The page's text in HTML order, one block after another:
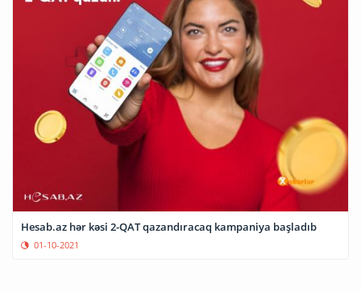
Hesab.az hər kəsi 2-QAT qazandıracaq kampaniya başladıb
01-10-2021